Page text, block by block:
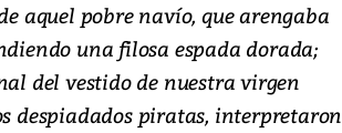
aquel pobre navío, que arengaba
una filosa espada dorada;
del vestido de nuestra virgen
despiadados piratas, interpretaron